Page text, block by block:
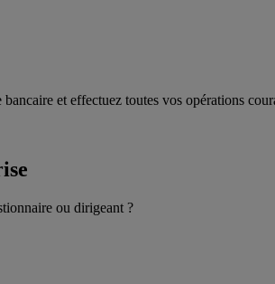
et effectuez toutes vos opérations
ou dirigeant ?